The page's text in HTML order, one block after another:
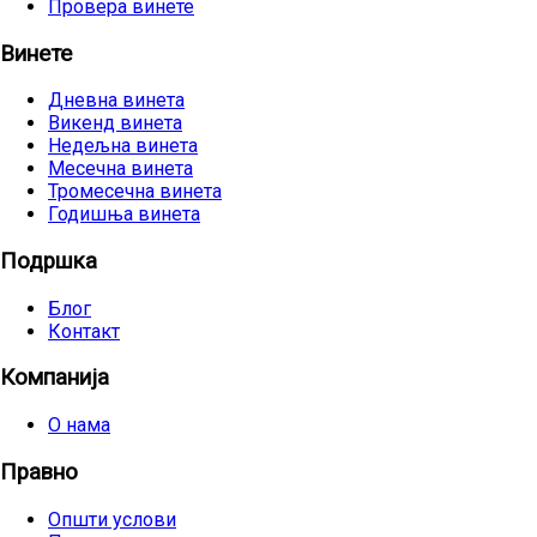
Провера винете
Винете
Дневна винета
Викенд винета
Недељна винета
Месечна винета
Тромесечна винета
Годишња винета
Подршка
Блог
Контакт
Компанија
О нама
Правно
Општи услови